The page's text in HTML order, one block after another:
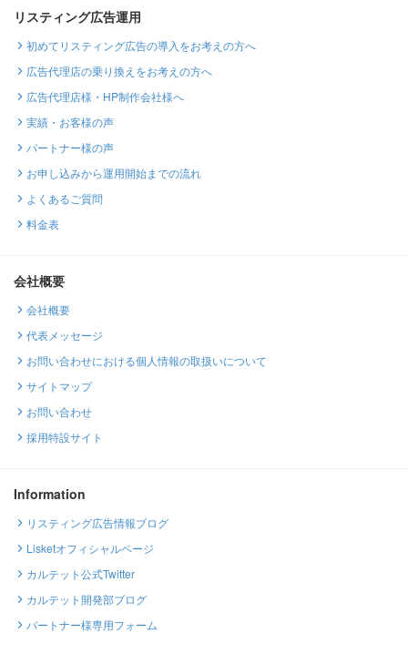
リスティング広告運用
初めてリスティング広告の導入をお考えの方へ
広告代理店の乗り換えをお考えの方へ
広告代理店様・HP制作会社様へ
実績・お客様の声
パートナー様の声
お申し込みから運用開始までの流れ
よくあるご質問
料金表
会社概要
会社概要
代表メッセージ
お問い合わせにおける個人情報の取扱いについて
サイトマップ
お問い合わせ
採用特設サイト
Information
リスティング広告情報ブログ
Lisketオフィシャルページ
カルテット公式Twitter
カルテット開発部ブログ
パートナー様専用フォーム